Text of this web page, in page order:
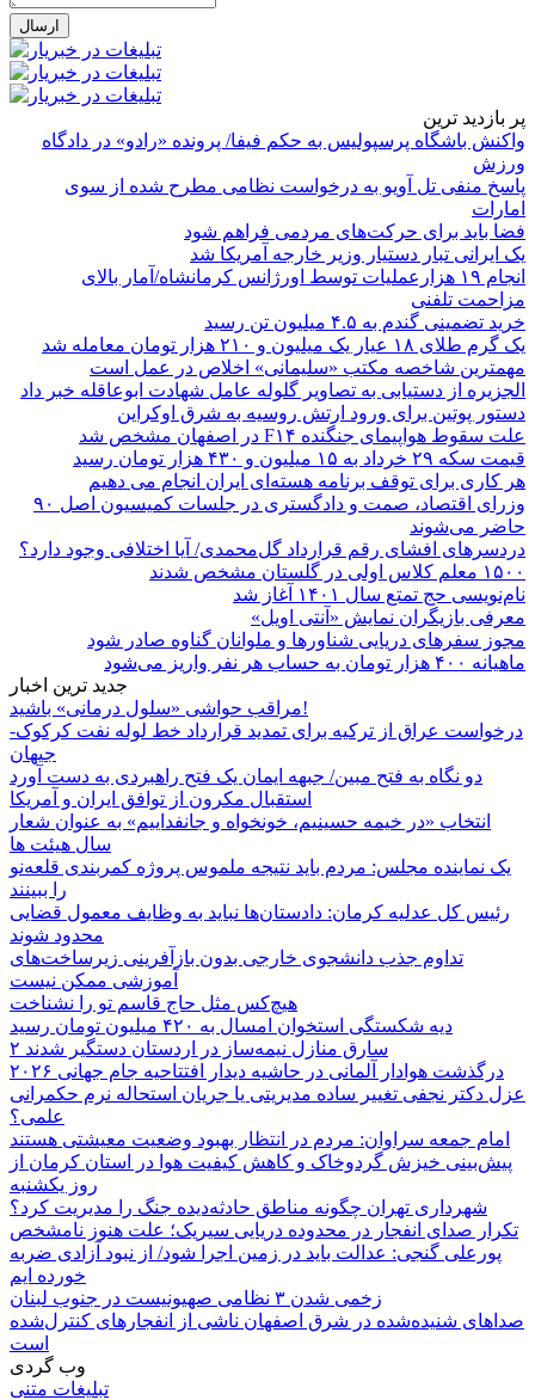
پر بازدید ترین
واکنش باشگاه پرسپولیس به حکم فیفا/ پرونده «رادو» در دادگاه
ورزش
پاسخ منفی تل آویو به درخواست نظامی مطرح شده از سوی
امارات
فضا باید برای حرکت‌های مردمی فراهم شود
یک ایرانی تبار دستیار وزیر خارجه آمریکا شد
انجام ۱۹ هزارعملیات توسط اورژانس کرمانشاه/آمار بالای
مزاحمت تلفنی
خرید تضمینی گندم به ۴.۵ میلیون تن رسید
یک گرم طلای ۱۸ عیار یک میلیون و ۲۱۰ هزار تومان معامله شد
مهمترین شاخصه مکتب «سلیمانی» اخلاص در عمل است
الجزیره از دستیابی به تصاویر گلوله عامل شهادت ابوعاقله خبر داد
دستور پوتین برای ورود ارتش روسیه به شرق اوکراین
علت سقوط هواپیمای جنگنده F۱۴ در اصفهان مشخص شد
قیمت سکه ۲۹ خرداد به ۱۵ میلیون و ۴۳۰ هزار تومان رسید
هر کاری برای توقف برنامه هسته‌ای ایران انجام می دهیم
وزرای اقتصاد، صمت و دادگستری در جلسات کمیسیون اصل ۹۰
حاضر می‌شوند
دردسرهای افشای رقم قرارداد گل‌محمدی/ آیا اختلافی وجود دارد؟
۱۵۰۰ معلم کلاس اولی در گلستان مشخص شدند
نام‌نویسی حج تمتع سال ۱۴۰۱ آغاز شد
معرفی بازیگران نمایش «آنتی اویل»
مجوز سفرهای دریایی شناورها و ملوانان گناوه صادر شود
ماهیانه ۴۰۰ هزار تومان به حساب هر نفر واریز می‌شود
جدید ترین اخبار
مراقب حواشی «سلول درمانی» باشید!
درخواست عراق از ترکیه برای تمدید قرارداد خط لوله نفت کرکوک-
جیهان
دو نگاه به فتح مبین/ جبهه ایمان یک فتح راهبردی به دست آورد
استقبال مکرون از توافق ایران و آمریکا
انتخاب «در خیمه حسینیم، خونخواه و جانفداییم» به عنوان شعار
سال هیئت ها
یک نماینده مجلس: مردم باید نتیجه ملموس پروژه کمربندی قلعه‌نو
را ببینند
رئیس کل عدلیه کرمان: دادستان‌ها نباید به وظایف معمول قضایی
محدود شوند
تداوم جذب دانشجوی خارجی بدون بازآفرینی زیرساخت‌های
آموزشی ممکن نیست
هیچ‌کس مثل حاج قاسم تو را نشناخت
دیه شکستگی استخوان امسال به ۴۲۰ میلیون تومان رسید
۲ سارق منازل نیمه‌ساز در اردستان دستگیر شدند
درگذشت هوادار آلمانی در حاشیه دیدار افتتاحیه جام جهانی ۲۰۲۶
عزل دکتر نجفی تغییر ساده مدیریتی یا جریان استحاله نرم حکمرانی
علمی؟
امام جمعه سراوان: مردم در انتظار بهبود وضعیت معیشتی هستند
پیش‌بینی خیزش گردوخاک و کاهش کیفیت هوا در استان کرمان از
روز یکشنبه
شهرداری تهران چگونه مناطق حادثه‌دیده جنگ را مدیریت کرد؟
تکرار صدای انفجار در محدوده دریایی سیریک؛ علت هنوز نامشخص
پورعلی گنجی: عدالت باید در زمین اجرا شود/ از نبود آزادی ضربه
خورده ایم
زخمی شدن ۳ نظامی صهیونیست در جنوب لبنان
صداهای شنیده‌شده در شرق اصفهان ناشی از انفجارهای کنترل‌شده
است
وب گردی
تبلیغات متنی